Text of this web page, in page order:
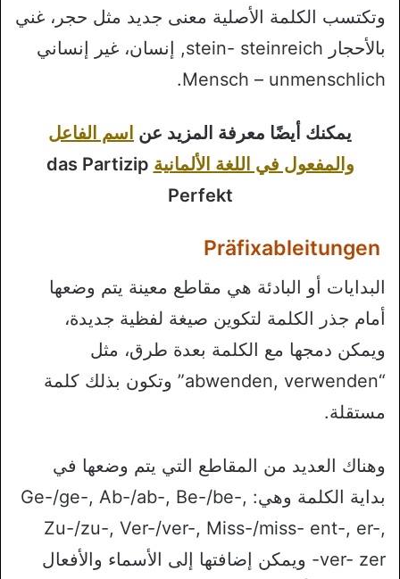
وتكتسب الكلمة الأصلية معنى جديد مثل حجر، غني
بالأحجار stein- steinreich, إنسان، غير إنساني
Mensch – unmenschlich.
يمكنك أيضًا معرفة المزيد عن اسم الفاعل
والمفعول في اللغة الألمانية das Partizip
Perfekt
Präfixableitungen
البدايات أو البادئة هي مقاطع معينة يتم وضعها
أمام جذر الكلمة لتكوين صيغة لفظية جديدة،
ويمكن دمجها مع الكلمة بعدة طرق، مثل
“abwenden, verwenden” وتكون بذلك كلمة
مستقلة.
وهناك العديد من المقاطع التي يتم وضعها في
بداية الكلمة وهي: Ge-/ge-, Ab-/ab-, Be-/be-,
Zu-/zu-, Ver-/ver-, Miss-/miss- ent-, er-,
ver- zer- ويمكن إضافتها إلى الأسماء والأفعال